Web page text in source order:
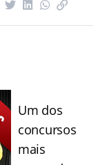
Um dos
concursos
mais